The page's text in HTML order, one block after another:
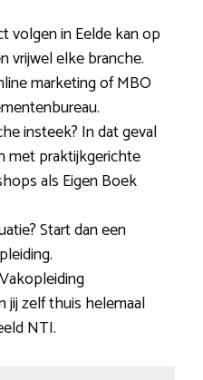
volgen in Eelde kan op
vrijwel elke branche.
marketing of MBO
insteek? In dat geval
met praktijkgerichte
als Eigen Boek
Start dan een
jij zelf thuis helemaal
NTI.